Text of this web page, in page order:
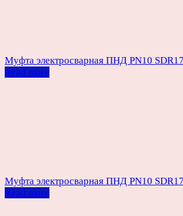
Муфта электросварная ПНД PN10
Read more
Муфта электросварная ПНД PN10
Read more